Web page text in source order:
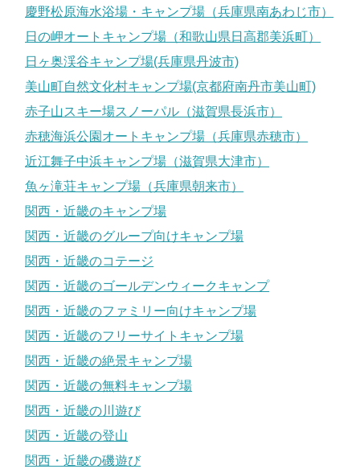
慶野松原海水浴場・キャンプ場（兵庫県南あわじ市）
日の岬オートキャンプ場（和歌山県日高郡美浜町）
日ヶ奥渓谷キャンプ場(兵庫県丹波市)
美山町自然文化村キャンプ場(京都府南丹市美山町)
赤子山スキー場スノーパル（滋賀県長浜市）
赤穂海浜公園オートキャンプ場（兵庫県赤穂市）
近江舞子中浜キャンプ場（滋賀県大津市）
魚ヶ滝荘キャンプ場（兵庫県朝来市）
関西・近畿のキャンプ場
関西・近畿のグループ向けキャンプ場
関西・近畿のコテージ
関西・近畿のゴールデンウィークキャンプ
関西・近畿のファミリー向けキャンプ場
関西・近畿のフリーサイトキャンプ場
関西・近畿の絶景キャンプ場
関西・近畿の無料キャンプ場
関西・近畿の川遊び
関西・近畿の登山
関西・近畿の磯遊び